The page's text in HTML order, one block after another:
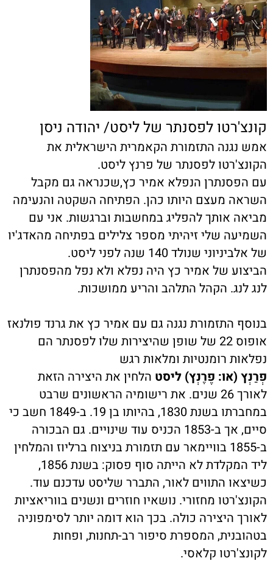
קונצ'רטו לפסנתר של ליסט/ יהודה ניסן
אמש נגנה התזמורת הקאמרית הישראלית את
הקונצ'רטו לפסנתר של פרנץ ליסט.
עם הפסנתרן הנפלא אמיר כץ,שכנראה גם מקבל
השראה מעצם היותו כהן. הפתיחה השקטה והנעימה
מביאה אותך להפליג במחשבות וברגשות. אני עם
השמיעה שלי זיהיתי מספר צלילים בפתיחה מהאדג'יו
של אלביניוני שנולד 140 שנה לפני ליסט.
הביצוע של אמיר כץ היה נפלא ולא נפל מהפסנתרן
לנג לנג. הקהל התלהב והריע ממושכות.
בנוסף התזמורת נגנה גם עם אמיר כץ את גרנד פולנאז
אופוס 22 של שופן שהיצירות שלו לפסנתר הם
נפלאות רומנטיות ומלאות רגש
פְרַנְץ (או: פֶרֶנְץ) ליסט הלחין את היצירה הזאת
לאורך 26 שנים. את רישומיה הראשונים שרבט
במחברתו בשנת 1830, בהיותו בן 19. ב-1849 חשב כי
סיים, אך ב-1853 הכניס עוד שינויים. גם הבכורה
ב-1855 בוויימאר עם תזמורת בניצוח ברליוז והמלחין
ליד המקלדת לא הייתה סוף פסוק: בשנת 1856,
כשיצאו התווים לאור, התברר שליסט עדכנם עוד.
הקונצ'רטו מחזורי. נושאיו חוזרים ונשנים בווריאציות
לאורך היצירה כולה. בכך הוא דומה יותר לסימפוניה
בטהובנית, המספרת סיפור רב-תחנות, ופחות
לקונצ'רטו קלאסי.